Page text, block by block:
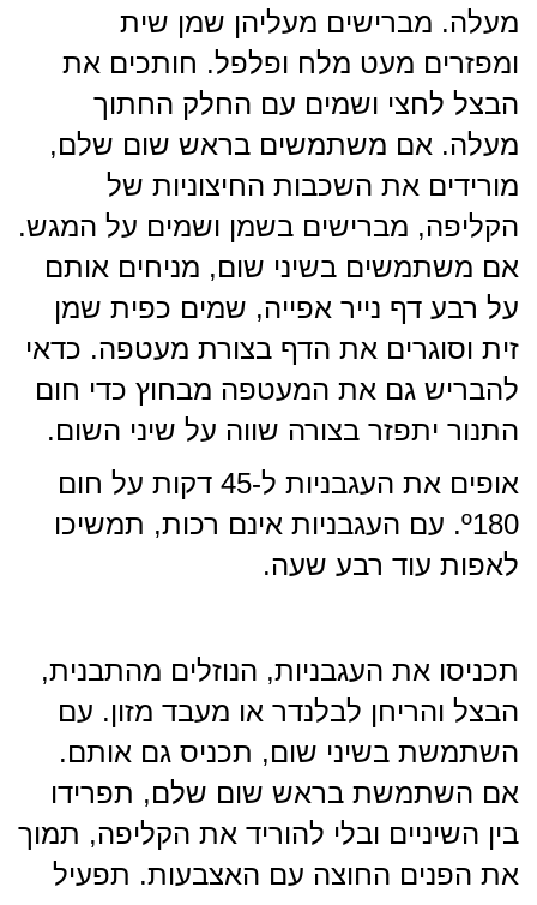
מעלה. מברישים מעליהן שמן שית
ומפזרים מעט מלח ופלפל. חותכים את
הבצל לחצי ושמים עם החלק החתוך
מעלה. אם משתמשים בראש שום שלם,
מורידים את השכבות החיצוניות של
הקליפה, מברישים בשמן ושמים על המגש.
אם משתמשים בשיני שום, מניחים אותם
על רבע דף נייר אפייה, שמים כפית שמן
זית וסוגרים את הדף בצורת מעטפה. כדאי
להבריש גם את המעטפה מבחוץ כדי חום
התנור יתפזר בצורה שווה על שיני השום.
אופים את העגבניות ל-45 דקות על חום
º180. עם העגבניות אינם רכות, תמשיכו
לאפות עוד רבע שעה.
תכניסו את העגבניות, הנוזלים מהתבנית,
הבצל והריחן לבלנדר או מעבד מזון. עם
השתמשת בשיני שום, תכניס גם אותם.
אם השתמשת בראש שום שלם, תפרידו
בין השיניים ובלי להוריד את הקליפה, תמוך
את הפנים החוצה עם האצבעות. תפעיל